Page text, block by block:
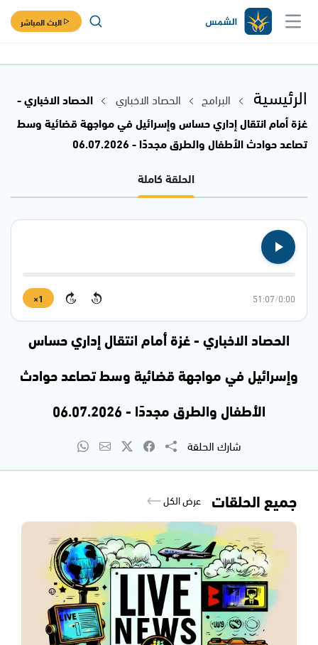
البث المباشر
الرئيسية البرامج الحصاد الاخباري
الحصاد الاخباري -
غزة أمام انتقال إداري حساس وإسرائيل في مواجهة قضائية وسط
تصاعد حوادث الأطفال والطرق مجددًا - 06.07.2026
الحلقة كاملة
0:00
/
51:07
15
15
1×
الحصاد الاخباري - غزة أمام انتقال إداري حساس
وإسرائيل في مواجهة قضائية وسط تصاعد حوادث
الأطفال والطرق مجددًا - 06.07.2026
شارك الحلقة
جميع الحلقات عرض الكل